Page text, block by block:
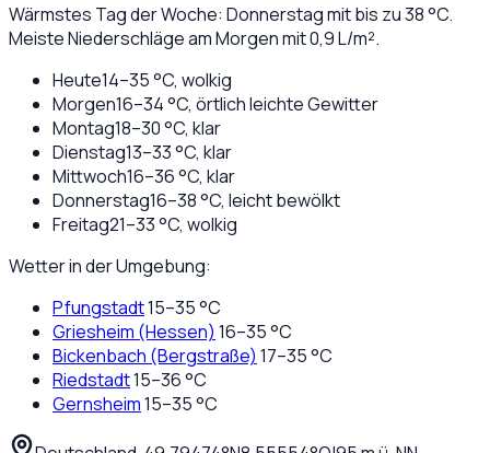
Wärmstes Tag der Woche: Donnerstag mit bis zu 38 °C.
Meiste Niederschläge am Morgen mit 0,9 L/m².
Heute14–35°C, wolkig
Morgen16–34°C, örtlich leichte Gewitter
Montag18–30°C, klar
Dienstag13–33°C, klar
Mittwoch16–36°C, klar
Donnerstag16–38°C, leicht bewölkt
Freitag21–33°C, wolkig
Wetter in der Umgebung:
Pfungstadt15–35°C
Griesheim (Hessen) 16–35°C
Bickenbach (Bergstraße) 17–35°C
Riedstadt15–36°C
Gernsheim15–35°C